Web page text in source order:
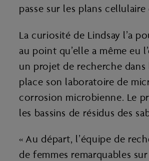
passe sur les plans
La curiosité de Lindsay l’a
au point qu’elle a même eu
un projet de recherche dans
place son laboratoire de
corrosion microbienne. Le
les bassins de résidus des
« Au départ, l’équipe de
de femmes remarquables